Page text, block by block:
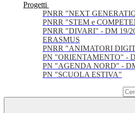
Progetti
PNRR "NEXT
PNRR "STEM e
PNRR "DIVARI" - DM 19/
ERASMUS
PNRR "ANIMATORI
PN "ORIENTAMENTO" -
PN "AGENDA NORD" -
PN "SCUOLA ESTIVA"